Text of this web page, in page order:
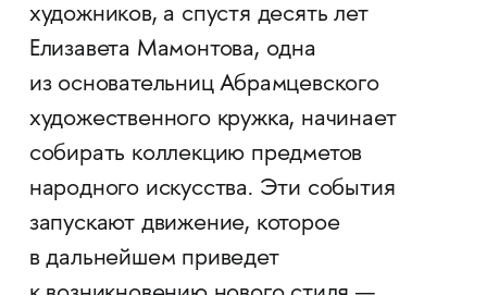
художников, а спустя десять лет
Елизавета Мамонтова, одна
из основательниц Абрамцевского
художественного кружка, начинает
собирать коллекцию предметов
народного искусства. Эти события
запускают движение, которое
в дальнейшем приведет